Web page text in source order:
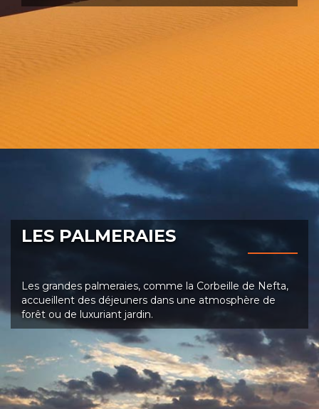
LES PALMERAIES
Les grandes palmeraies, comme la Corbeille de Nefta,
accueillent des déjeuners dans une atmosphère de
forêt ou de luxuriant jardin.